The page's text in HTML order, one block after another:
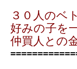
３０人のベ
好みの子を
仲買人との